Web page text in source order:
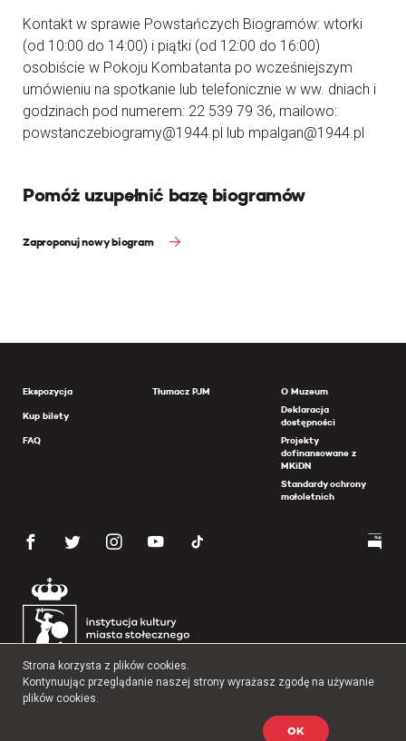
Kontakt w sprawie Powstańczych Biogramów: wtorki
(od 10:00 do 14:00) i piątki (od 12:00 do 16:00)
osobiście w Pokoju Kombatanta po wcześniejszym
umówieniu na spotkanie lub telefonicznie w ww. dniach i
godzinach pod numerem: 22 539 79 36, mailowo:
powstanczebiogramy@1944.pl lub mpalgan@1944.pl
Pomóż uzupełnić bazę biogramów
Zaproponuj nowy biogram
Ekspozycja
Kup bilety
FAQ
Tłumacz PJM
O Muzeum
Deklaracja
dostępności
Projekty
dofinansowane z
MKiDN
Standardy ochrony
małoletnich
Copyright 2026 Muzeum Powstania Warszawskiego
Strona korzysta z plików cookies.
Kontynuując przeglądanie naszej strony wyrażasz zgodę na używanie
plików cookies.
OK